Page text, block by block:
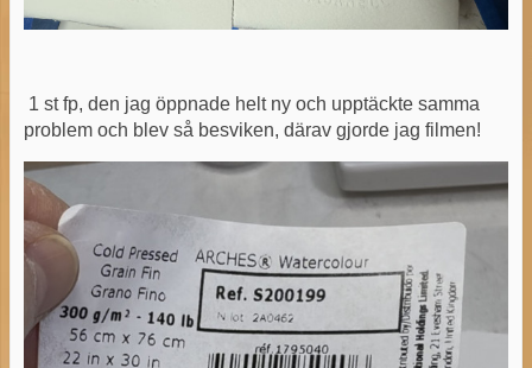
1 st fp, den jag öppnade helt ny och upptäckte samma
problem och blev så besviken, därav gjorde jag filmen!